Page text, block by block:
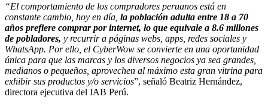
“El comportamiento de los compradores peruanos está en
constante cambio, hoy en día, la población adulta entre 18 a 70
años prefiere comprar por internet, lo que equivale a 8.6 millones
de pobladores, y recurrir a páginas webs, apps, redes sociales y
WhatsApp. Por ello, el CyberWow se convierte en una oportunidad
única para que las marcas y los diversos negocios ya sea grandes,
medianos o pequeños, aprovechen al máximo esta gran vitrina para
exhibir sus productos y/o servicios”, señaló Beatriz Hernández,
directora ejecutiva del IAB Perú.